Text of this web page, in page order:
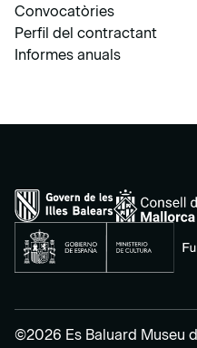
Convocatòries
Perfil del contractant
Informes anuals
©2026 Es Baluard Museu